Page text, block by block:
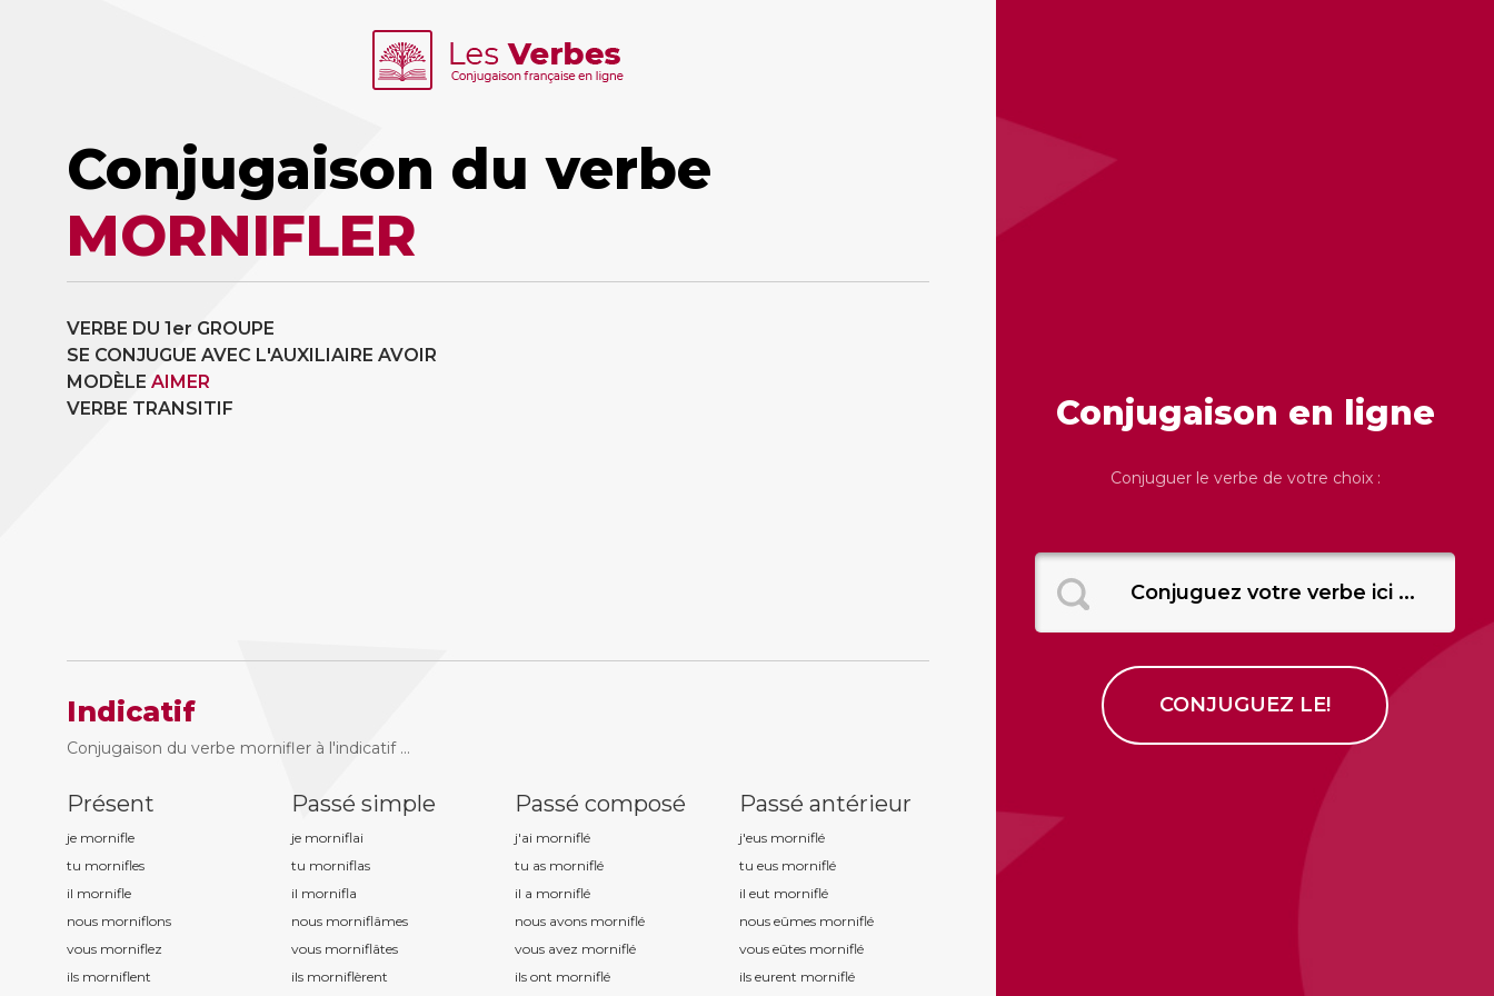
Conjugaison du verbe
MORNIFLER
VERBE DU 1er GROUPE
SE CONJUGUE AVEC L'AUXILIAIRE AVOIR
MODÈLE AIMER
VERBE TRANSITIF
Indicatif
Conjugaison du verbe mornifler à l'indicatif ...
Présent
je mornifle
tu mornifles
il mornifle
nous morniflons
vous morniflez
ils morniflent
Passé simple
je morniflai
tu morniflas
il mornifla
nous morniflâmes
vous morniflâtes
ils morniflèrent
Passé composé
j'ai morniflé
tu as morniflé
il a morniflé
nous avons morniflé
vous avez morniflé
ils ont morniflé
Passé antérieur
j'eus morniflé
tu eus morniflé
il eut morniflé
nous eûmes morniflé
vous eûtes morniflé
ils eurent morniflé
Conjugaison en ligne
Conjuguer le verbe de votre choix :